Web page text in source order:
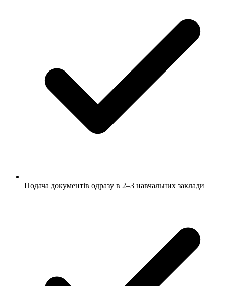
Подача документів одразу в 2–3 навчальних заклади